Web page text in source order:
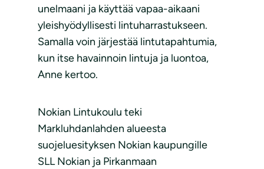
unelmaani ja käyttää vapaa-aikaani
yleishyödyllisesti lintuharrastukseen.
Samalla voin järjestää lintutapahtumia,
kun itse havainnoin lintuja ja luontoa,
Anne kertoo. ­­
Nokian Lintukoulu teki
Markluhdanlahden alueesta
suojeluesityksen Nokian kaupungille
SLL Nokian ja Pirkanmaan